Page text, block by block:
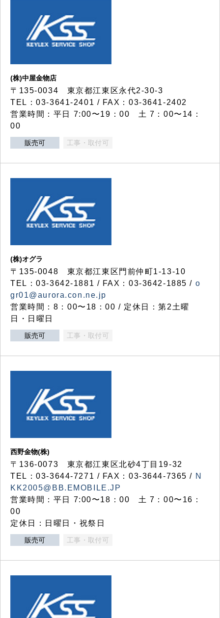
(株)中屋金物店
〒135-0034 東京都江東区永代2-30-3
TEL：03-3641-2401 / FAX：03-3641-2402
営業時間：平日 7:00〜19：00 土 7：00〜14：
00
販売可 工事・取付可
(株)オグラ
〒135-0048 東京都江東区門前仲町1-13-10
TEL：03-3642-1881 / FAX：03-3642-1885 / o
gr01@aurora.con.ne.jp
営業時間：8：00〜18：00 / 定休日：第2土曜
日・日曜日
販売可 工事・取付可
西野金物(株)
〒136-0073 東京都江東区北砂4丁目19-32
TEL：03‐3644‐7271 / FAX：03-3644-7365 / N
KK2005@BB.EMOBILE.JP
営業時間：平日 7:00〜18：00 土 7：00〜16：
00
定休日：日曜日・祝祭日
販売可 工事・取付可